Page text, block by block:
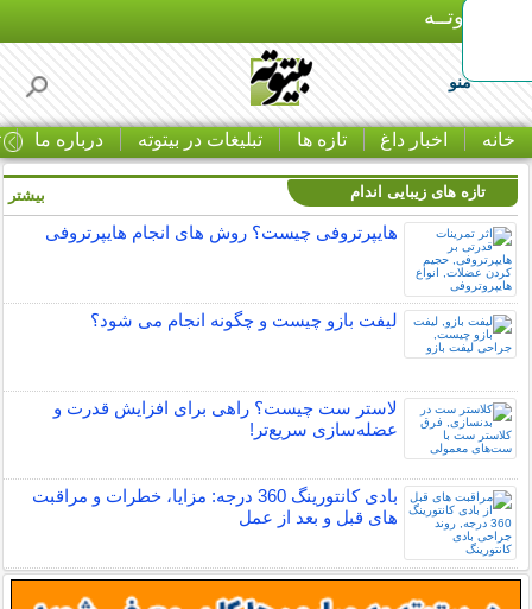
بـیتوتــه
منو
خانه اخبار داغ تازه ها تبلیغات در بیتوته درباره ما
تازه های زیبایی اندام
هایپرتروفی چیست؟ روش های انجام هایپرتروفی
لیفت بازو چیست و چگونه انجام می شود؟
لاستر ست چیست؟ راهی برای افزایش قدرت و
عضله‌سازی سریع‌تر!
بادی کانتورینگ 360 درجه: مزایا، خطرات و مراقبت
های قبل و بعد از عمل
بیشتر